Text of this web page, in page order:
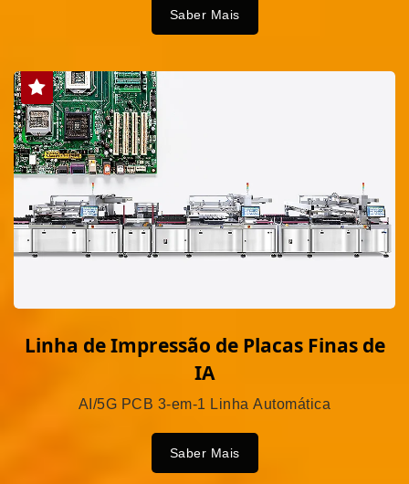
Saber Mais
Linha de Impressão de Placas Finas de
IA
AI/5G PCB 3-em-1 Linha Automática
Saber Mais